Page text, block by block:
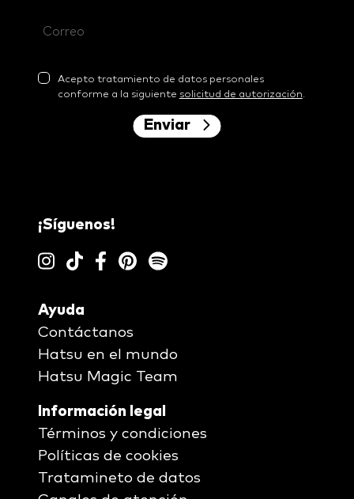
Acepto tratamiento de datos personales
conforme a la siguiente solicitud de autorización.
Enviar
Ayuda
Contáctanos
Hatsu en el mundo
Hatsu Magic Team
Información legal
Términos y condiciones
Políticas de cookies
Tratamineto de datos
¡Síguenos!